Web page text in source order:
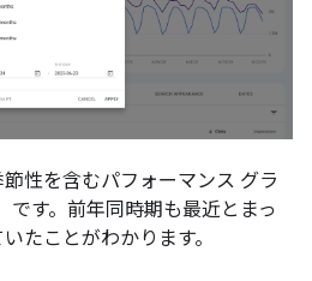
性を含むパフォーマンス グラ
です。前年同時期も最近とまっ
たことがわかります。